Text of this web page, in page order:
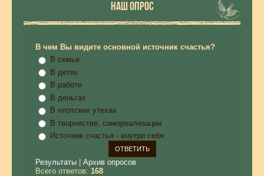
НАШ ОПРОС
В чем Вы видите основной источник счастья?
В семье
В детях
В работе
В деньгах
В плотских утехах
В творчестве, самореализации
Источник счастья - внутри себя
Результаты
Архив опросов
Всего ответов: 168